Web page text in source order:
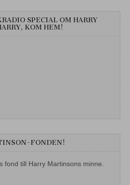
SPECIAL OM HARRY
KOM HEM!
FONDEN!
fond till Harry Martinsons minne.